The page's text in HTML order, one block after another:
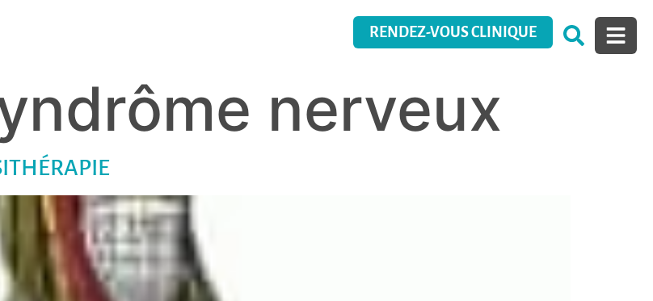
RENDEZ-VOUS CLINIQUE
nerveux